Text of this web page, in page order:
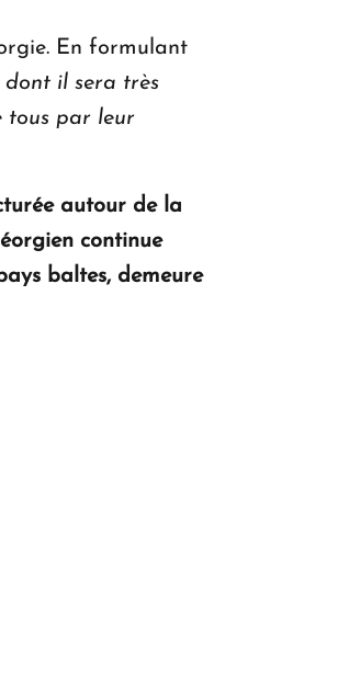
En formulant
dont il sera très
tous par leur
autour de la
continue
baltes, demeure